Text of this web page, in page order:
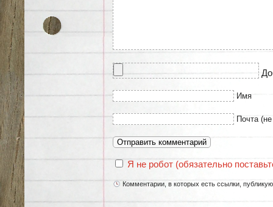
Имя
Почта
Я не робот (обязательно
Комментарии, в которых есть ссылки,